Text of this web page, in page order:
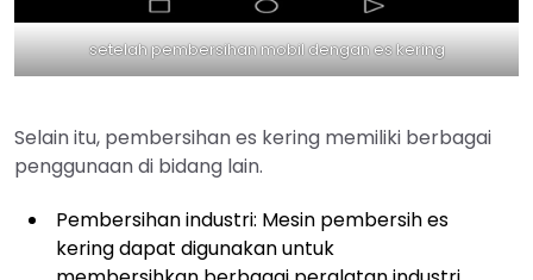
setelah pembersihan mobil dengan es kering
Selain itu, pembersihan es kering memiliki berbagai
penggunaan di bidang lain.
Pembersihan industri: Mesin pembersih es
kering dapat digunakan untuk